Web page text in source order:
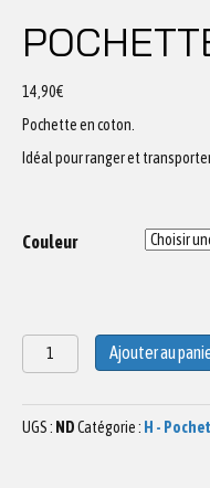
14,90€
Pochette en coton.
Idéal pour ranger et
Couleur
quantité
de
Surf
N°1
Ajouter au
UGS : NDCatégorie : H -